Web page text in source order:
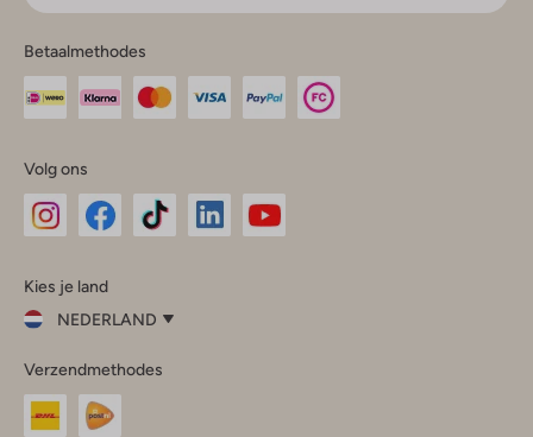
Betaalmethodes
Volg ons
InstagramFacebook
Kies je land
NEDERLAND
je
land
Nederland
Verzendmethodes